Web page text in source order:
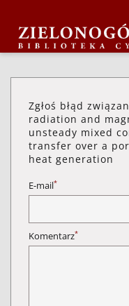
Zgłoś błąd
radiation and
unsteady mixed
transfer over a
heat generation
E-mail*
Komentarz*